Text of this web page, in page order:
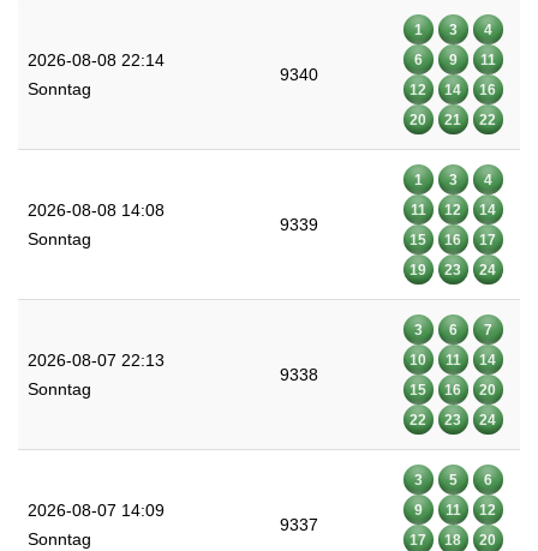
2026-08-08 22:14
Sonntag
9340
1 3
4
6
9
11
12
14
16
20
21 22
2026-08-08 14:08
Sonntag
9339
1 3
4
11
12
14
15
16
17
19
23 24
2026-08-07 22:13
Sonntag
9338
3 6
7
10
11
14
15
16
20
22
23 24
2026-08-07 14:09
Sonntag
9337
3 5
6
9
11
12
17
18
20